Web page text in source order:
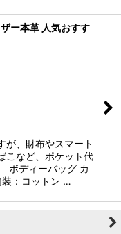
ー本革 人気おすす
が、財布やスマート
こなど、ポケット代
ボディーバッグ カ
装：コットン …